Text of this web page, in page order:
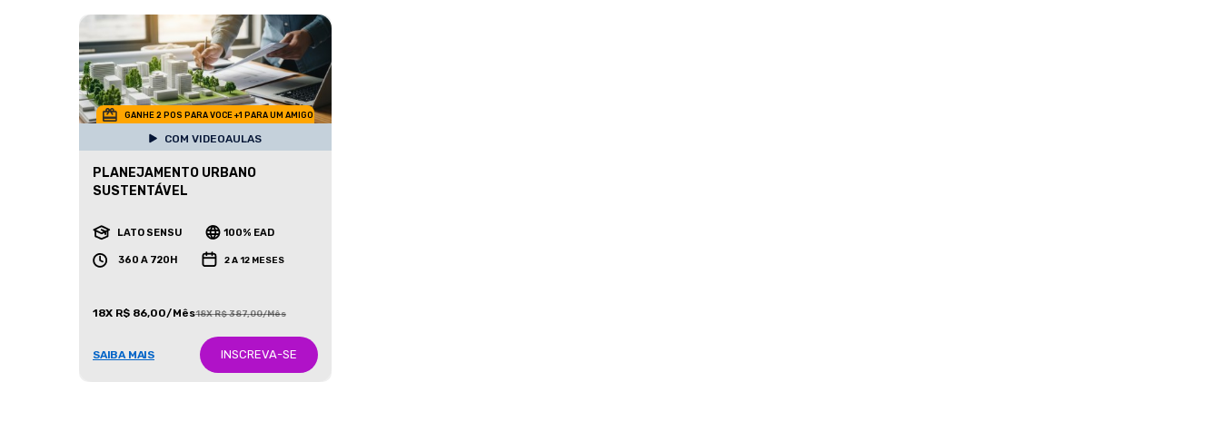
GANHE 2 POS PARA VOCE +1 PARA UM AMIGO
COM VIDEOAULAS
PLANEJAMENTO URBANO
SUSTENTÁVEL
LATO SENSU 100% EAD
360 A 720H 2 A 12 MESES
18X R$ 86,00/Mês18X R$ 387,00/Mês
SAIBA MAIS INSCREVA-SE